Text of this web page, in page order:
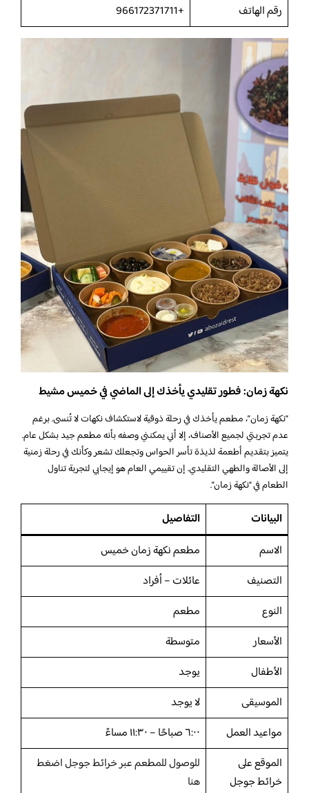
رقم الهاتف +966172371711
نكهة زمان: فطور تقليدي يأخذك إلى الماضي في خميس مشيط
“نكهة زمان”، مطعم يأخذك في رحلة ذوقية لاستكشاف نكهات لا تُنسى. برغم
عدم تجربتي لجميع الأصناف، إلا أني يمكنني وصفه بأنه مطعم جيد بشكل عام.
يتميز بتقديم أطعمة لذيذة تأسر الحواس وتجعلك تشعر وكأنك في رحلة زمنية
إلى الأصالة والطهي التقليدي. إن تقييمي العام هو إيجابي لتجربة تناول
الطعام في “نكهة زمان”.
البيانات
التفاصيل
الاسم
مطعم نكهة زمان خميس
التصنيف
عائلات – أفراد
النوع
مطعم
الأسعار
متوسطة
الأطفال
يوجد
الموسيقى
لا يوجد
مواعيد العمل
٦:٠٠ صباحًا – ١١:٣٠ مساءً
الموقع على
خرائط جوجل
للوصول للمطعم عبر خرائط جوجل اضغط
هنا